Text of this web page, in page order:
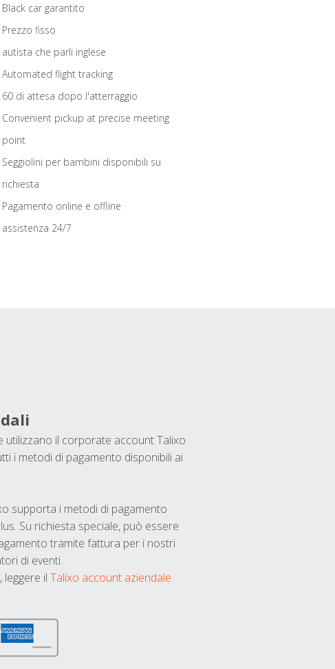
Black car garantito
Prezzo fisso
autista che parli inglese
Automated flight tracking
60 di attesa dopo l'atterraggio
Convenient pickup at precise meeting
point
Seggiolini per bambini disponibili su
richiesta
Pagamento online e offline
assistenza 24/7
utilizzano il corporate account Talixo
i metodi di pagamento disponibili ai
supporta i metodi di pagamento
Su richiesta speciale, può essere
tramite fattura per i nostri
di eventi.
leggere il Talixo account aziendale